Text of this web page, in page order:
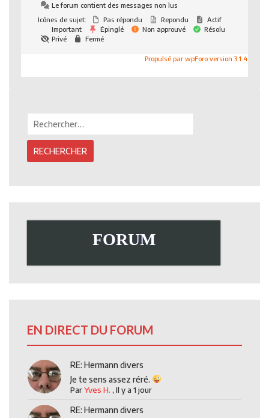
Le forum contient des messages non lus
Icônes de sujet:
Pas répondu Repondu
Actif
Important
Épinglé Non approuvé
Résolu
Privé
Fermé
Propulsé par wpForo version 3.1.4
FORUM
EN DIRECT DU FORUM
RE: Hermann divers
Je te sens assez réré.
ParYves H. ,Il y a 1 jour
RE: Hermann divers